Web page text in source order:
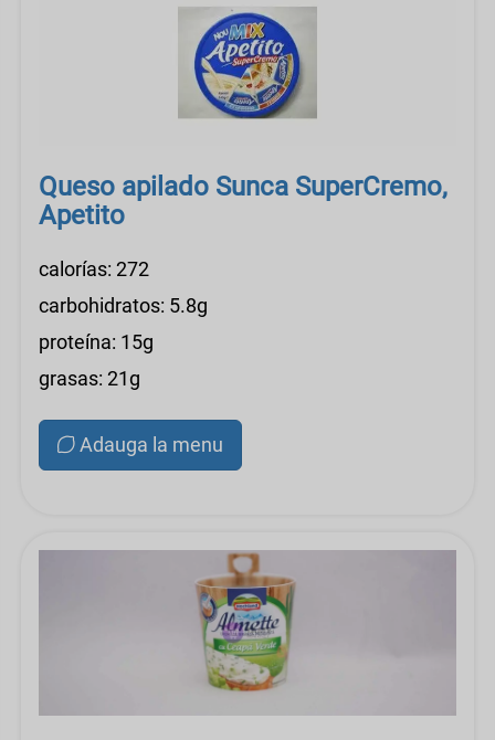
Queso apilado Sunca SuperCremo,
Apetito
calorías: 272
carbohidratos: 5.8g
proteína: 15g
grasas: 21g
Adauga la menu